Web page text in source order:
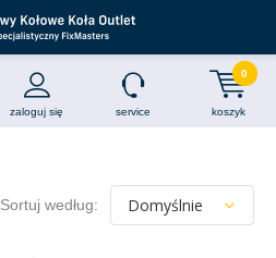
zaloguj się service koszyk
0
Sortuj według: